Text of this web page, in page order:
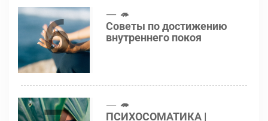
6 🦔
Советы по достижению
внутреннего покоя
🦔
ПСИХОСОМАТИКА |